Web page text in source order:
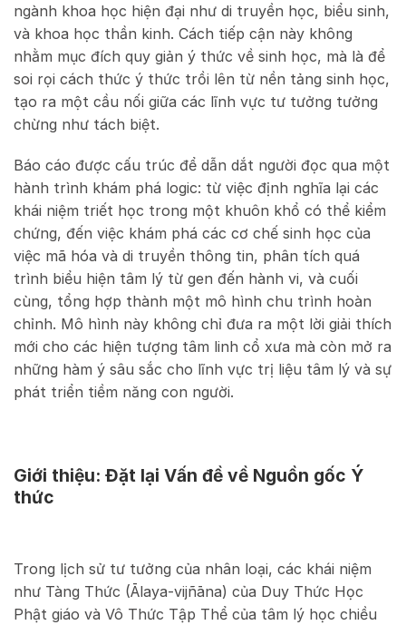
ngành khoa học hiện đại như di truyền học, biểu sinh,
và khoa học thần kinh. Cách tiếp cận này không
nhằm mục đích quy giản ý thức về sinh học, mà là để
soi rọi cách thức ý thức trồi lên từ nền tảng sinh học,
tạo ra một cầu nối giữa các lĩnh vực tư tưởng tưởng
chừng như tách biệt.
Báo cáo được cấu trúc để dẫn dắt người đọc qua một
hành trình khám phá logic: từ việc định nghĩa lại các
khái niệm triết học trong một khuôn khổ có thể kiểm
chứng, đến việc khám phá các cơ chế sinh học của
việc mã hóa và di truyền thông tin, phân tích quá
trình biểu hiện tâm lý từ gen đến hành vi, và cuối
cùng, tổng hợp thành một mô hình chu trình hoàn
chỉnh. Mô hình này không chỉ đưa ra một lời giải thích
mới cho các hiện tượng tâm linh cổ xưa mà còn mở ra
những hàm ý sâu sắc cho lĩnh vực trị liệu tâm lý và sự
phát triển tiềm năng con người.
Giới thiệu: Đặt lại Vấn đề về Nguồn gốc Ý
thức
Trong lịch sử tư tưởng của nhân loại, các khái niệm
như Tàng Thức (Ālaya-vijñāna) của Duy Thức Học
Phật giáo và Vô Thức Tập Thể của tâm lý học chiều